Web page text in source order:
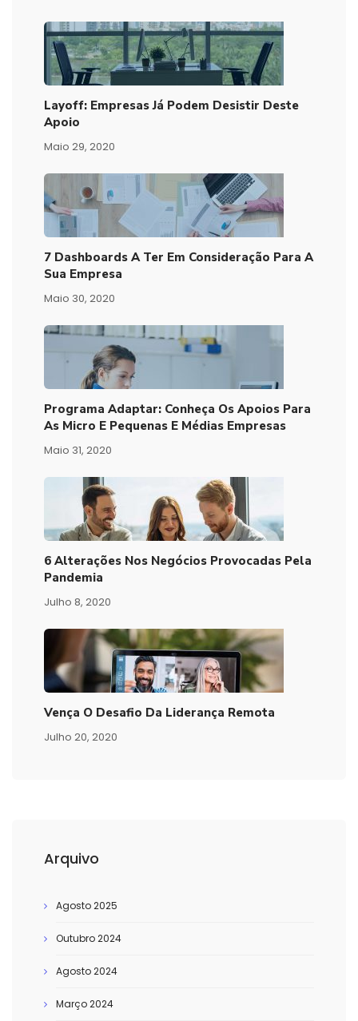
Layoff: Empresas Já Podem Desistir Deste
Apoio
Maio 29, 2020
7 Dashboards A Ter Em Consideração Para A
Sua Empresa
Maio 30, 2020
Programa Adaptar: Conheça Os Apoios Para
As Micro E Pequenas E Médias Empresas
Maio 31, 2020
6 Alterações Nos Negócios Provocadas Pela
Pandemia
Julho 8, 2020
Vença O Desafio Da Liderança Remota
Julho 20, 2020
Arquivo
Agosto 2025
Outubro 2024
Agosto 2024
Março 2024